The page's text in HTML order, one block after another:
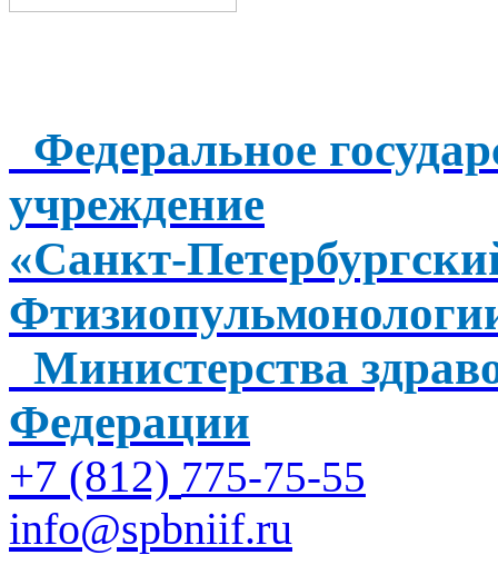
Федеральное
учреждение
«Санкт-
Министерства
Федерации
+7 (812) 775-75-55
info@spbniif.ru